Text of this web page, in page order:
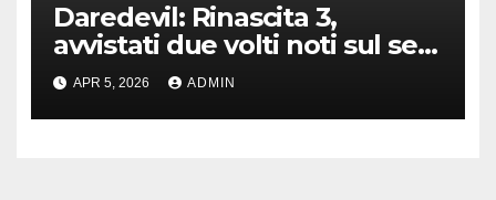
Daredevil: Rinascita 3,
avvistati due volti noti sul set
di New York
APR 5, 2026 ADMIN